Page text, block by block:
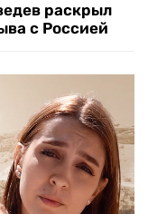
раскрыл
с Россией